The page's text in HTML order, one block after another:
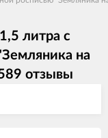
литра с
на
отзывы